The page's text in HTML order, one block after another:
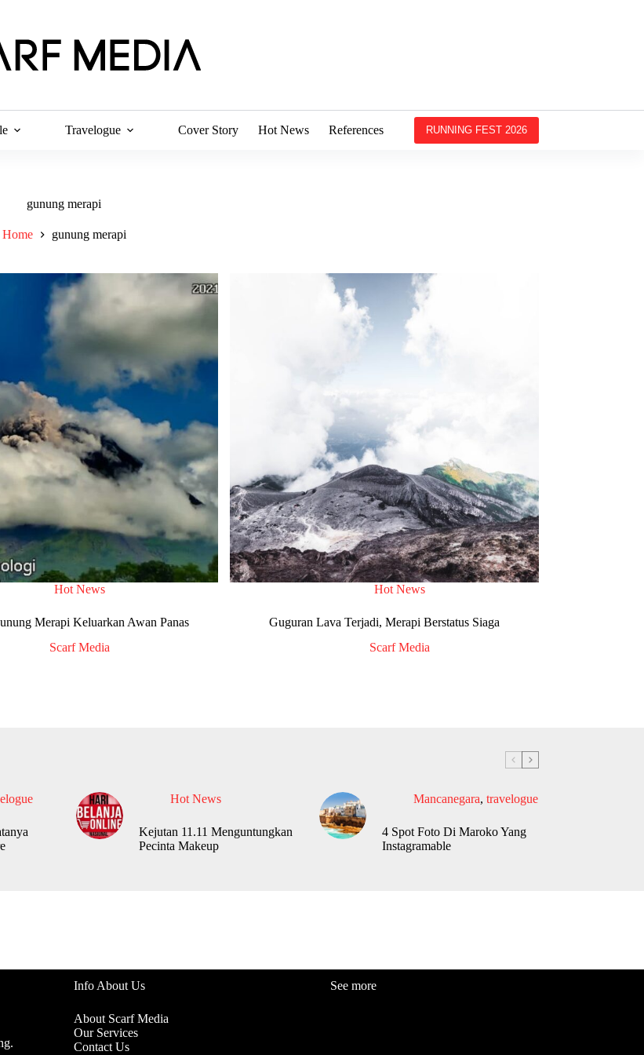
Travelogue Cover Story Hot News References RUNNING FEST 2026
gunung merapi
Home gunung merapi
Hot News
Merapi Keluarkan Awan Panas
Scarf Media
Hot News
Guguran Lava Terjadi, Merapi Berstatus Siaga
Scarf Media
Hot News
Kejutan 11.11 Menguntungkan
Pecinta Makeup
Mancanegara, travelogue
4 Spot Foto Di Maroko Yang
Instagramable
Info About Us
About Scarf Media
Our Services
Contact Us
See more